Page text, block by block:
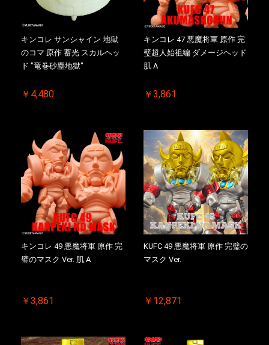
キンコレ サンシャイン 地獄
のコマ 原作 蓄光 スカルヘッ
ド "竜巻砂塵地獄"
￥4,480
キンコレ 47 悪魔将軍 原作 完
璧超人始祖編 ダメージヘッド
肌 A
￥3,861
キンコレ 49 悪魔将軍 原作 完
璧のマスク Ver. 肌 A
￥3,861
KUFC 49 悪魔将軍 原作 完璧の
マスク Ver.
￥12,871